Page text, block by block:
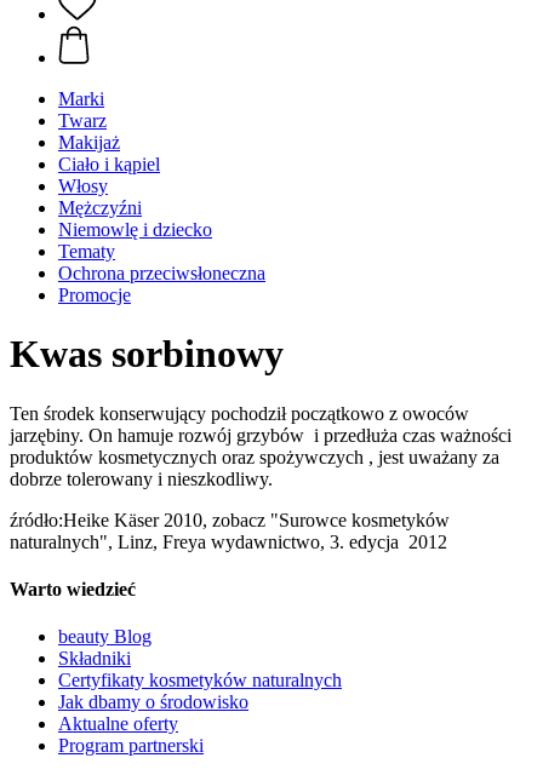
Marki
Twarz
Makijaż
Ciało i kąpiel
Włosy
Mężczyźni
Niemowlę i dziecko
Tematy
Ochrona przeciwsłoneczna
Promocje
Kwas sorbinowy
Ten środek konserwujący pochodził początkowo z owoców
jarzębiny. On hamuje rozwój grzybów i przedłuża czas ważności
produktów kosmetycznych oraz spożywczych , jest uważany za
dobrze tolerowany i nieszkodliwy.
źródło:Heike Käser 2010, zobacz "Surowce kosmetyków
naturalnych", Linz, Freya wydawnictwo, 3. edycja 2012
Warto wiedzieć
beauty Blog
Składniki
Certyfikaty kosmetyków naturalnych
Jak dbamy o środowisko
Aktualne oferty
Program partnerski